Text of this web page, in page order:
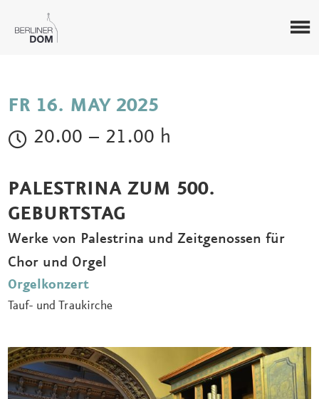
FR 16. MAY 2025
20.00 – 21.00 h
PALESTRINA ZUM 500.
GEBURTSTAG
Werke von Palestrina und Zeitgenossen für
Chor und Orgel
Orgelkonzert
Tauf- und Traukirche